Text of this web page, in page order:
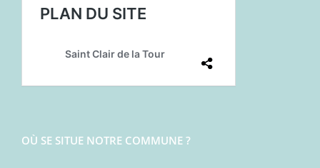
OÙ SE SITUE NOTRE COMMUNE ?